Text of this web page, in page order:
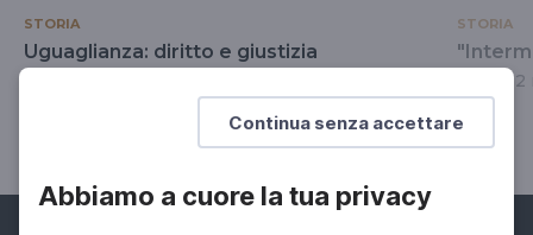
Continua senza accettare
Abbiamo a cuore la tua privacy
STORIA
Uguaglianza: diritto e giustizia
STORIA
Roma,